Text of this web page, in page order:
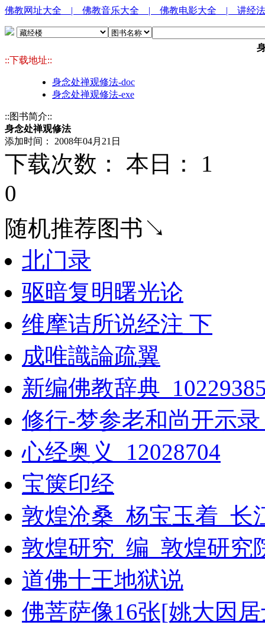
佛教网址大全 | 佛教音乐大全 | 佛教电影大全 | 讲经
::下载地址::
身念处禅观修法-doc
身念处禅观修法-exe
::图书简介::
身念处禅观修法
添加时间： 2008年04月21日
下载次数： 本日： 1
0
随机推荐图书↘
北门录
驱暗复明曙光论
维摩诘所说经注 下
成唯識論疏翼
新编佛教辞典
修行-梦参老和尚开示
心经奥义_12028704
宝箧印经
敦煌沧桑_杨宝玉着_长
敦煌研究_编_敦煌研究
道佛十王地狱说
佛菩萨像16张[姚大因